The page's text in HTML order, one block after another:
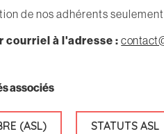
de nos adhérents
courriel à l'adresse :
associés
(ASL) STATUTS ASL